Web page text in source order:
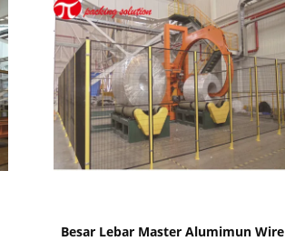
Besar Lebar Master Alumimun Wire